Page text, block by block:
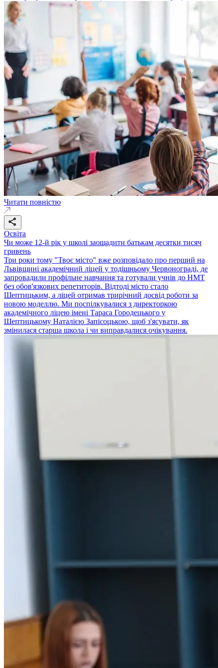
Читати повністю
Освіта
Чи може 12-й рік у школі заощадити батькам десятки тисяч
гривень
Три роки тому "Твоє місто" вже розповідало про перший на
Львівщині академічний ліцей у тодішньому Червонограді, де
запровадили профільне навчання та готували учнів до НМТ
без обов'язкових репетиторів. Відтоді місто стало
Шептицьким, а ліцей отримав трирічний досвід роботи за
новою моделлю. Ми поспілкувалися з директоркою
академічного ліцею імені Тараса Городецького у
Шептицькому Наталією Запісоцькою, щоб з'ясувати, як
змінилася старша школа і чи виправдалися очікування.